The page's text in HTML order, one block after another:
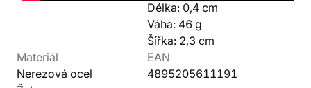
Délka: 0,4 cm
Váha: 46 g
Šířka: 2,3 cm
Materiál
Nerezová ocel
EAN
4895205611191